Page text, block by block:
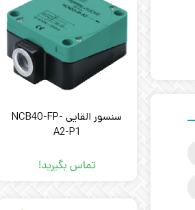
سنسور القایی NCB40-FP-
A2-P1
تماس بگیرید!